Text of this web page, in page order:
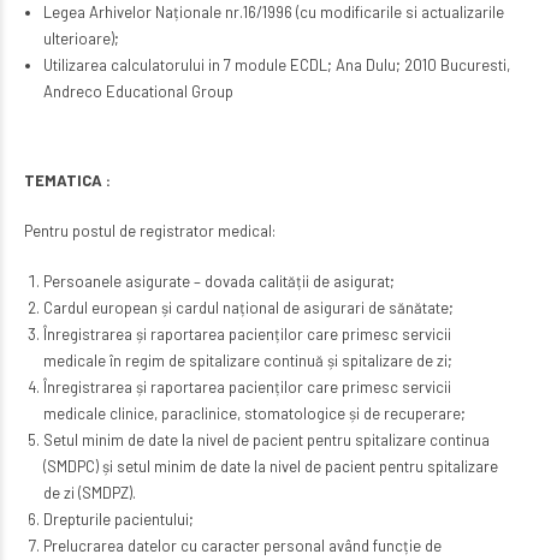
Legea Arhivelor Naționale nr.16/1996 (cu modificarile si actualizarile
ulterioare);
Utilizarea calculatorului in 7 module ECDL; Ana Dulu; 2010 Bucuresti,
Andreco Educational Group
TEMATICA :
Pentru postul de registrator medical:
Persoanele asigurate – dovada calității de asigurat;
Cardul european și cardul național de asigurari de sănătate;
Înregistrarea și raportarea pacienților care primesc servicii
medicale în regim de spitalizare continuă și spitalizare de zi;
Înregistrarea și raportarea pacienților care primesc servicii
medicale clinice, paraclinice, stomatologice și de recuperare;
Setul minim de date la nivel de pacient pentru spitalizare continua
(SMDPC) și setul minim de date la nivel de pacient pentru spitalizare
de zi (SMDPZ).
Drepturile pacientului;
Prelucrarea datelor cu caracter personal având funcție de